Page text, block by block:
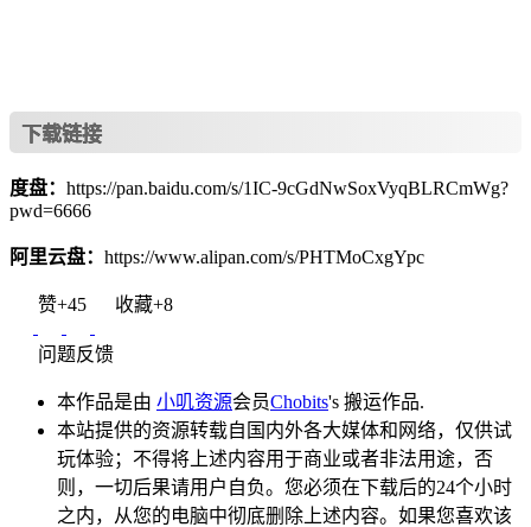
下载链接
度盘： https://pan.baidu.com/s/1IC-9cGdNwSoxVyqBLRCmWg?
pwd=6666
阿里云盘： https://www.alipan.com/s/PHTMoCxgYpc
赞+45 收藏+8
问题反馈
本作品是由 小叽资源会员Chobits's 搬运作品.
本站提供的资源转载自国内外各大媒体和网络，仅供试
玩体验；不得将上述内容用于商业或者非法用途，否
则，一切后果请用户自负。您必须在下载后的24个小时
之内，从您的电脑中彻底删除上述内容。如果您喜欢该